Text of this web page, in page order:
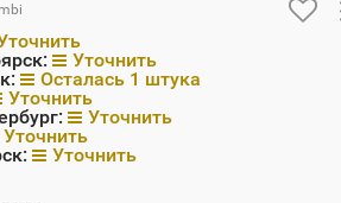
Уточнить
Осталась 1 штука
Уточнить
Уточнить
Уточнить
Уточнить